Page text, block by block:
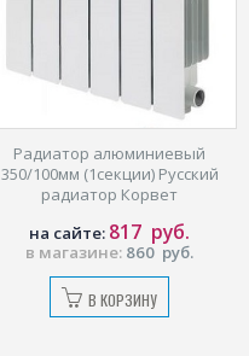
Радиатор алюминиевый
350/100мм (1секции) Русский
радиатор Корвет
в магазине: 860 руб.
на сайте: 817 руб.
В КОРЗИНУ